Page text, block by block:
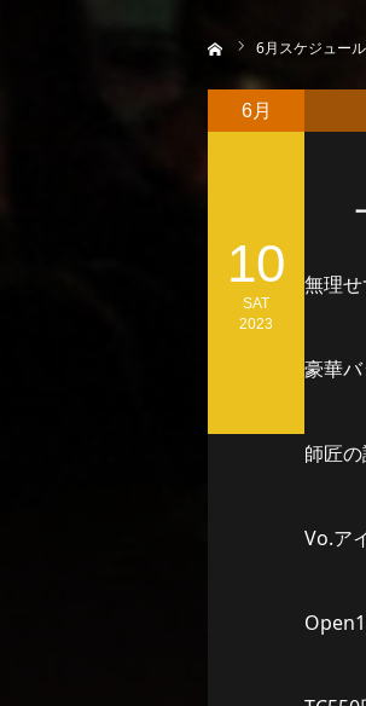
6月スケジュール
6月
10
SAT
2023
無理
豪華
師匠
Vo.ア